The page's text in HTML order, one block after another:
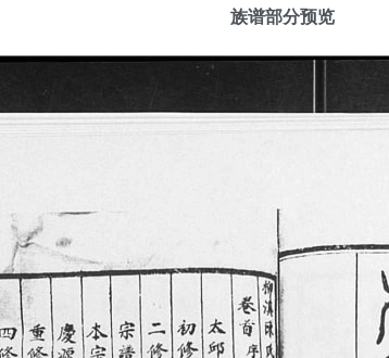
族谱部分预览